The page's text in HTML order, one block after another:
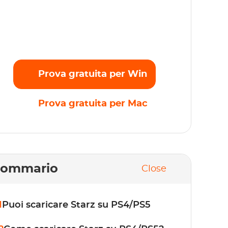
Prova gratuita per Win
Prova gratuita per Mac
Close
Puoi scaricare Starz su PS4/PS5